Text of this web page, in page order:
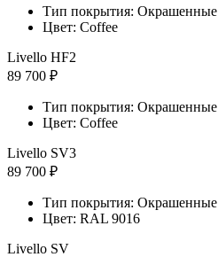
Тип покрытия: Окрашенные
Цвет: Coffee
Livello HF2
89 700 ₽
Тип покрытия: Окрашенные
Цвет: Coffee
Livello SV3
89 700 ₽
Тип покрытия: Окрашенные
Цвет: RAL 9016
Livello SV